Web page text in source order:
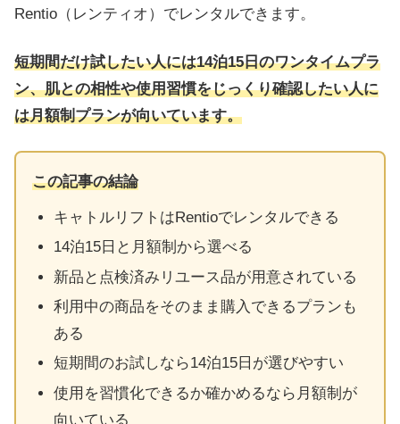
Rentio（レンティオ）でレンタルできます。
短期間だけ試したい人には14泊15日のワンタイムプラ
ン、肌との相性や使用習慣をじっくり確認したい人に
は月額制プランが向いています。
この記事の結論
キャトルリフトはRentioでレンタルできる
14泊15日と月額制から選べる
新品と点検済みリユース品が用意されている
利用中の商品をそのまま購入できるプランも
ある
短期間のお試しなら14泊15日が選びやすい
使用を習慣化できるか確かめるなら月額制が
向いている